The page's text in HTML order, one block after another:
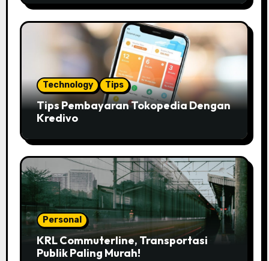
Technology Tips
Tips Pembayaran Tokopedia Dengan
Kredivo
Personal
KRL Commuterline, Transportasi
Publik Paling Murah!